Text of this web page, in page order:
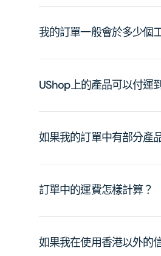
我的訂單一般會於多少個
UShop上的產品可以付運
如果我的訂單中有部分產
訂單中的運費怎樣計算？
如果我在使用香港以外的